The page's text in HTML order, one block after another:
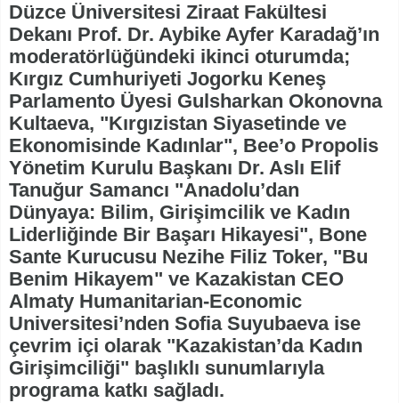
Düzce Üniversitesi Ziraat Fakültesi
Dekanı Prof. Dr. Aybike Ayfer Karadağ’ın
moderatörlüğündeki ikinci oturumda;
Kırgız Cumhuriyeti Jogorku Keneş
Parlamento Üyesi Gulsharkan Okonovna
Kultaeva, "Kırgızistan Siyasetinde ve
Ekonomisinde Kadınlar", Bee’o Propolis
Yönetim Kurulu Başkanı Dr. Aslı Elif
Tanuğur Samancı "Anadolu’dan
Dünyaya: Bilim, Girişimcilik ve Kadın
Liderliğinde Bir Başarı Hikayesi", Bone
Sante Kurucusu Nezihe Filiz Toker, "Bu
Benim Hikayem" ve Kazakistan CEO
Almaty Humanitarian-Economic
Universitesi’nden Sofia Suyubaeva ise
çevrim içi olarak "Kazakistan’da Kadın
Girişimciliği" başlıklı sunumlarıyla
programa katkı sağladı.